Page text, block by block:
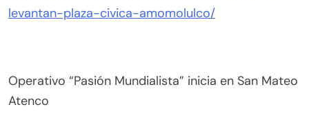
levantan-plaza-civica-amomolulco/
Operativo “Pasión Mundialista” inicia en San Mateo
Atenco